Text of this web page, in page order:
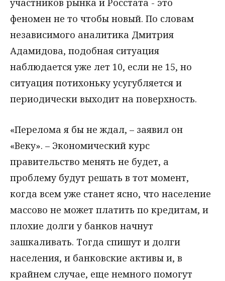
участников рынка и Росстата - это
феномен не то чтобы новый. По словам
независимого аналитика Дмитрия
Адамидова, подобная ситуация
наблюдается уже лет 10, если не 15, но
ситуация потихоньку усугубляется и
периодически выходит на поверхность.
«Перелома я бы не ждал, – заявил он
«Веку». – Экономический курс
правительство менять не будет, а
проблему будут решать в тот момент,
когда всем уже станет ясно, что население
массово не может платить по кредитам, и
плохие долги у банков начнут
зашкаливать. Тогда спишут и долги
населения, и банковские активы и, в
крайнем случае, еще немного помогут